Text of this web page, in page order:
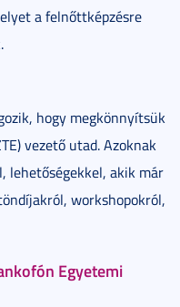
a felnőttképzésre
hogy megkönnyítsük
vezető utad. Azoknak
lehetőségekkel, akik már
workshopokról,
Egyetemi